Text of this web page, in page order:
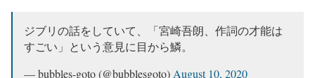
ジブリの話をしていて、「宮崎吾朗、作詞の才能は
すごい」という意見に目から鱗。
— bubbles-goto (@bubblesgoto)August 10, 2020